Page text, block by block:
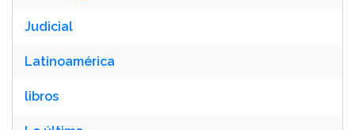
Judicial
Latinoamérica
libros